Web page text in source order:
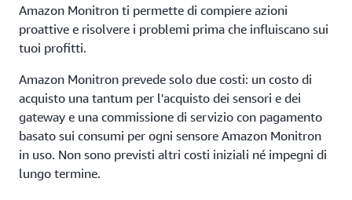
Amazon Monitron ti permette di compiere azioni
proattive e risolvere i problemi prima che influiscano sui
tuoi profitti.
Amazon Monitron prevede solo due costi: un costo di
acquisto una tantum per l'acquisto dei sensori e dei
gateway e una commissione di servizio con pagamento
basato sui consumi per ogni sensore Amazon Monitron
in uso. Non sono previsti altri costi iniziali né impegni di
lungo termine.